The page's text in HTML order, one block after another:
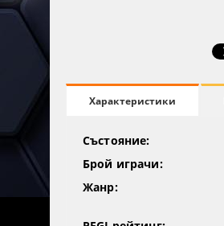
Характеристики
Състояние:
Брой играчи:
Жанр: